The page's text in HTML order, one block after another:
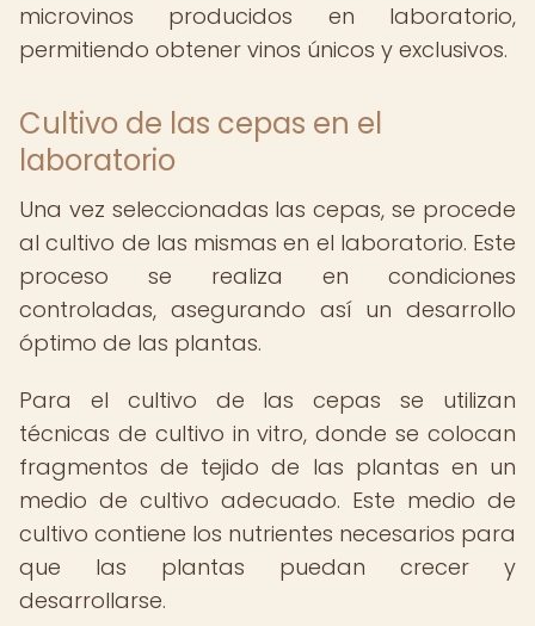
microvinos producidos en laboratorio,
permitiendo obtener vinos únicos y exclusivos.
Cultivo de las cepas en el
laboratorio
Una vez seleccionadas las cepas, se procede
al cultivo de las mismas en el laboratorio. Este
proceso se realiza en condiciones
controladas, asegurando así un desarrollo
óptimo de las plantas.
Para el cultivo de las cepas se utilizan
técnicas de cultivo in vitro, donde se colocan
fragmentos de tejido de las plantas en un
medio de cultivo adecuado. Este medio de
cultivo contiene los nutrientes necesarios para
que las plantas puedan crecer y
desarrollarse.